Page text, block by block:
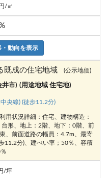
/㎡
動向を表示
既成の住宅地域 (公示地価)
井市) (用途地域 住宅地)
中央線) (徒歩11.2分)
用状況詳細：住宅、建物構造：
形、地上：2階、地下：0階、前
、前面道路の幅員：4.7m、最寄
11.2分)、建ぺい率；50％、容積
/坪